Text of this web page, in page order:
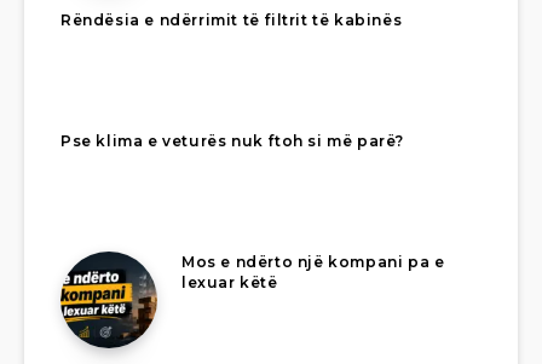
Rëndësia e ndërrimit të filtrit të kabinës
Pse klima e veturës nuk ftoh si më parë?
Mos e ndërto një kompani pa e
lexuar këtë